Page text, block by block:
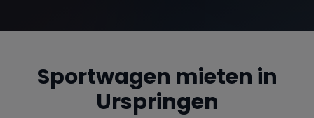
Sportwagen mieten in
Urspringen